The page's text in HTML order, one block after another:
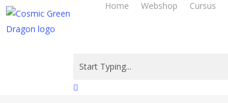
Skip
Home Webshop Cursus
Close